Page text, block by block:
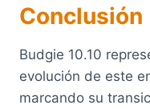
Conclusión
Budgie 10.10
evolución de este
marcando su